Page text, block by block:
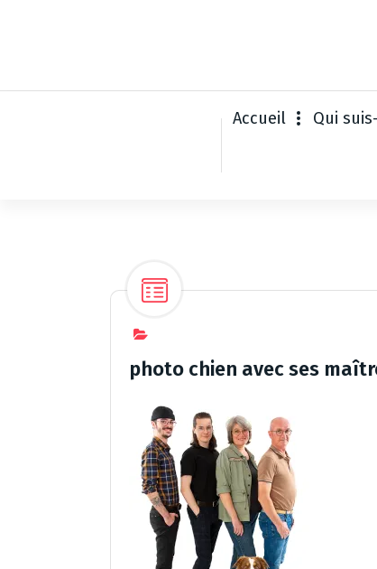
r
Accueil Qui
photo chien avec ses